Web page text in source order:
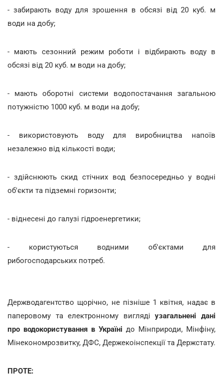
- забирають воду для зрошення в обсязі від 20 куб. м
води на добу;
- мають сезонний режим роботи і відбирають воду в
обсязі від 20 куб. м води на добу;
- мають оборотні системи водопостачання загальною
потужністю 1000 куб. м води на добу;
- використовують воду для виробництва напоїв
незалежно від кількості води;
- здійснюють скид стічних вод безпосередньо у водні
об'єкти та підземні горизонти;
- віднесені до галузі гідроенергетики;
- користуються водними об'єктами для
рибогосподарських потреб.
Держводагентство щорічно, не пізніше 1 квітня, надає в
паперовому та електронному виглядіузагальнені дані
про водокористування в Україні до Мінприроди, Мінфіну,
Мінекономрозвитку, ДФС, Держекоінспекції та Держстату.
ПРОТЕ: